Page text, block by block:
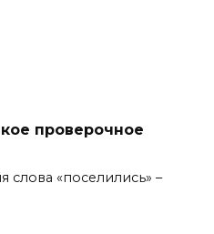
проверочное
слова «поселились» –